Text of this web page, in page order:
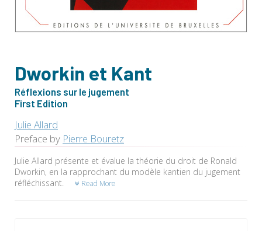
Dworkin et Kant
Réflexions sur le jugement
First Edition
Julie Allard
Preface by Pierre Bouretz
Julie Allard présente et évalue la théorie du droit de Ronald
Dworkin, en la rapprochant du modèle kantien du jugement
réfléchissant.
Read More